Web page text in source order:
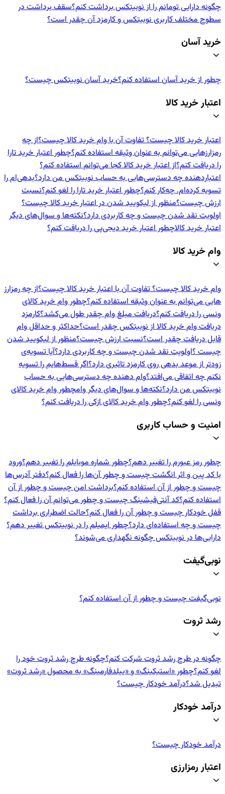
چگونه دارایی تومانم را از نوبیتکس برداشت کنم؟سقف برداشت در
سطوح مختلف کاربری نوبیتکس و کارمزد آن چقدر است؟
خرید آسان
چطور از خرید آسان استفاده کنم؟خرید آسان نوبیتکس چیست؟
اعتبار خرید کالا
اعتبار خرید کالا چیست؟ تفاوت آن با وام خرید کالا چیست؟از چه
رمزارزهایی می‌توانم به عنوان وثیقه استفاده کنم؟چطور اعتبار خرید تارا
را دریافت کنم؟از اعتبار خرید کالا کجا می‌توانم استفاده کنم؟
اعتباردهنده‌ چه دسترسی‌هایی به حساب نوبیتکس من دارد؟بدهی‌ام را
تسویه کرده‌ام. چه‌کار کنم؟چطور اعتبار خرید تارا را لغو کنم؟نسبت
ارزش چیست؟منظور از لیکویید شدن در اعتبار خرید کالا چیست؟
اولویت نقد شدن چیست و چه کاربردی دارد؟نکته‌ها و سوال‌های دیگر
اعتبار خرید کالاچطور اعتبار خرید دیجی‌پی را دریافت کنم؟
وام خرید کالا
وام خرید کالا چیست؟ تفاوت آن با اعتبار خرید کالا چیست؟از چه رمزارز
هایی می‌توانم به عنوان وثیقه استفاده کنم؟چطور وام خرید کالای
ونسی را دریافت کنم؟دریافت مبلغ وام چقدر طول می‌کشد؟کارمزد
دریافت وام خرید کالا از نوبیتکس چقدر است؟حداکثر و حداقل وام
قابل دریافت چقدر است؟نسبت ارزش چیست؟منظور از لیکویید شدن
چیست ؟اولویت نقد شدن چیست و چه کاربردی دارد؟آیا تسویه‌ی
زودتر از موعد بدهی روی کارمزد تاثیری دارد؟اگر قسط‌هایم را تسویه
نکنم چه اتفاقی می‌افتد؟وام دهنده‌ چه دسترسی‌هایی به حساب
نوبیتکس من دارد؟نکته‌ها و سوال‌های دیگر وامچطور وام خرید کالای
ونسی را لغو کنم؟چطور وام خرید کالای ازکی را دریافت کنم؟
امنیت و حساب کاربری
چطور رمز عبورم را تغییر دهم؟چطور شماره موبایلم را تغییر دهم؟ورود
با کد پین و اثر انگشت چیست و چطور آن‌ها را فعال کنم؟دفتر آدرس‌ها
چیست و چطور از آن استفاده کنم؟برداشت امن چیست و چطور از آن
استفاده کنم؟کد آنتی‌فیشینگ چیست و چطور می‌توانم آن را فعال کنم؟
قفل خودکار چیست و چطور آن را فعال کنم؟حالت اضطراری برداشت
چیست و چه استفاده‌ای دارد؟چطور ایمیلم را در نوبیتکس تغییر دهم؟
دارایی‌ها در نوبیتکس چگونه نگهداری می‌شوند؟
نوبی‌گیفت
نوبی‌گیفت چیست و چطور از آن استفاده کنم؟
رشد ثروت
چگونه در طرح رشد ثروت شرکت کنم؟چگونه طرح رشد ثروت خود را
لغو کنم؟چطور «استیکینگ» و «ییلدفارمینگ» به محصول «رشد ثروت»
تبدیل شد؟درآمد خودکار چیست؟
درآمد خودکار
درآمد خودکار چیست؟
اعتبار رمزارزی